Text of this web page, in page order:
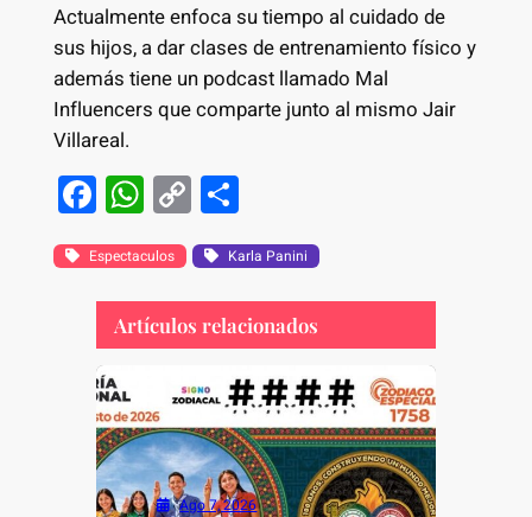
Actualmente enfoca su tiempo al cuidado de
sus hijos, a dar clases de entrenamiento físico y
además tiene un podcast llamado Mal
Influencers que comparte junto al mismo Jair
Villareal.
F
a
c
e
b
o
o
k
W
h
at
s
A
p
C
o
p
y
Li
n
k
S
h
ar
e
Espectaculos Karla Panini
Artículos relacionados
Ago 7, 2026